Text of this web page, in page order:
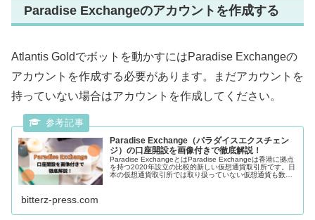
Paradise Exchangeのアカウントを作成する
Atlantis Goldでボットを動かすにはParadise Exchangeの
アカウントを作成する必要があります。まだアカウントを
持っていない場合はアカウントを作成してください。
Paradise Exchange（パラダイスエクスチェン
ジ）の口座開設を画像付きで徹底解説！
Paradise ExchangeとはParadise Exchangeは香港に拠点
を持つ2020年設立の比較的新しい仮想通貨取引所です。日
本の仮想通貨取引所では取り扱っていない仮想通貨も数多
bitterz-press.com